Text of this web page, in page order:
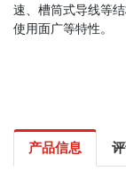
速、槽筒式导线等
使用面广等特性。
产品信息